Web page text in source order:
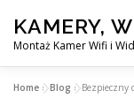
content
KAMERY,
Montaż Kamer Wifi i
Home »Blog »Bezpieczny